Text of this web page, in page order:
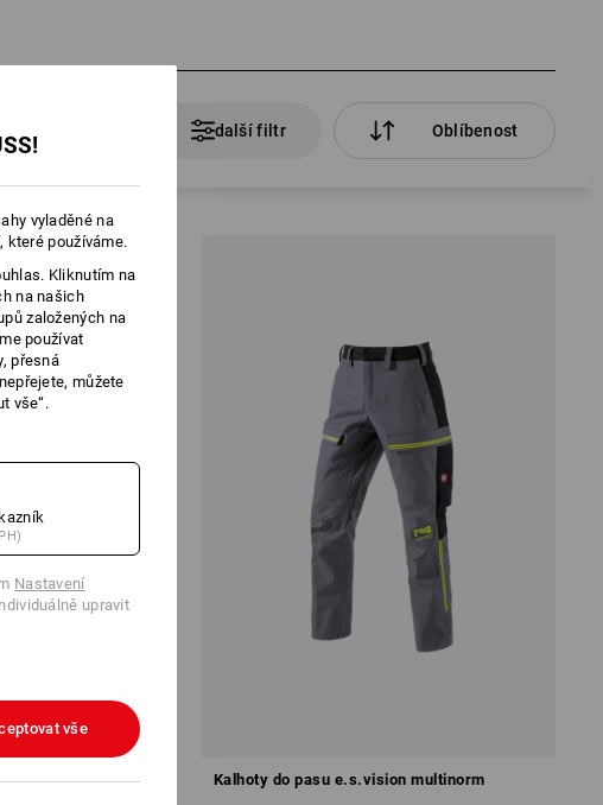
další filtr Oblíbenost
stretch, pánské Kalhoty do pasu e.s.vision multinorm
vyladěné na
které používáme.
Kliknutím na
na našich
založených na
používat
přesná
můžete
vše“.
Nastavení
upravit
vše